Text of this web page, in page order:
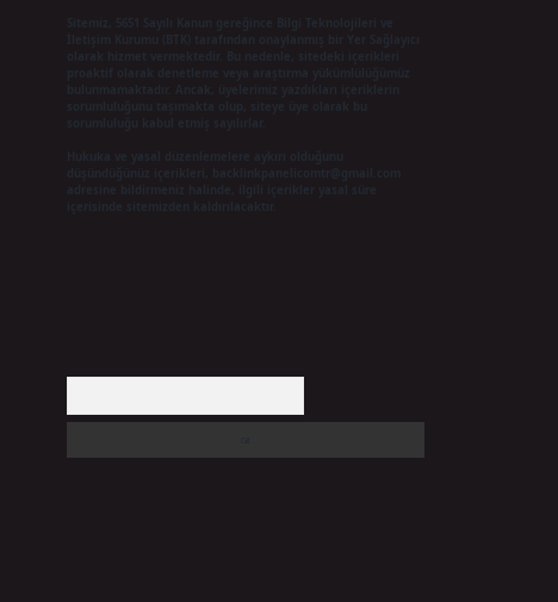
Sitemiz, 5651 Sayılı Kanun gereğince Bilgi Teknolojileri ve
İletişim Kurumu (BTK) tarafından onaylanmış bir Yer Sağlayıcı
olarak hizmet vermektedir. Bu nedenle, sitedeki içerikleri
proaktif olarak denetleme veya araştırma yükümlülüğümüz
bulunmamaktadır. Ancak, üyelerimiz yazdıkları içeriklerin
Hukuka ve yasal düzenlemelere aykırı olduğunu